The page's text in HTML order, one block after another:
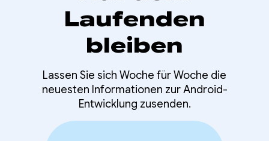
Laufenden
bleiben
Lassen Sie sich Woche für Woche die
neuesten Informationen zur Android-
Entwicklung zusenden.